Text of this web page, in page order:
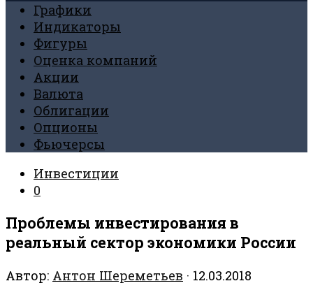
Графики
Индикаторы
Фигуры
Оценка компаний
Акции
Валюта
Облигации
Опционы
Фьючерсы
Инвестиции
0
Проблемы инвестирования в
реальный сектор экономики России
Автор: Антон Шереметьев · 12.03.2018